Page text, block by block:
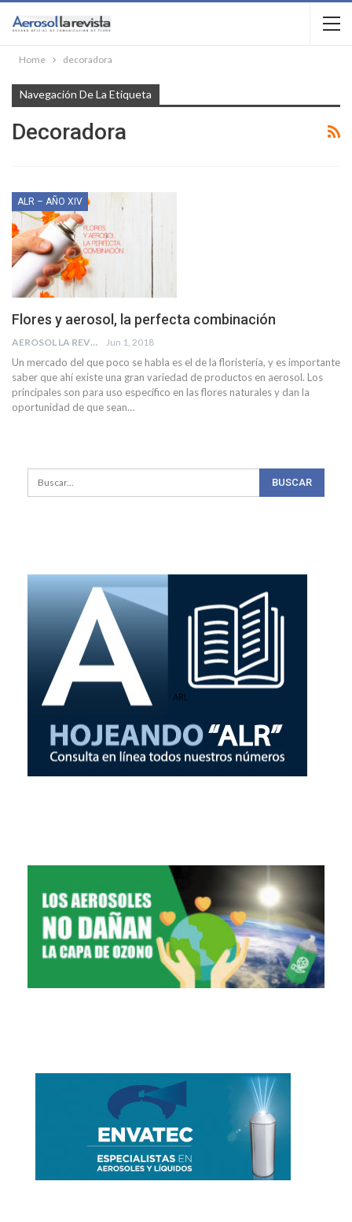
Home decoradora
Navegación De La Etiqueta
Decoradora
ALR – AÑO XIV
Flores y aerosol, la perfecta combinación
AEROSOL LA REVISTA Jun 1, 2018
Un mercado del que poco se habla es el de la floristería, y es importante
saber que ahí existe una gran variedad de productos en aerosol. Los
principales son para uso específico en las flores naturales y dan la
oportunidad de que sean…